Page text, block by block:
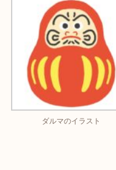
ダルマのイラスト